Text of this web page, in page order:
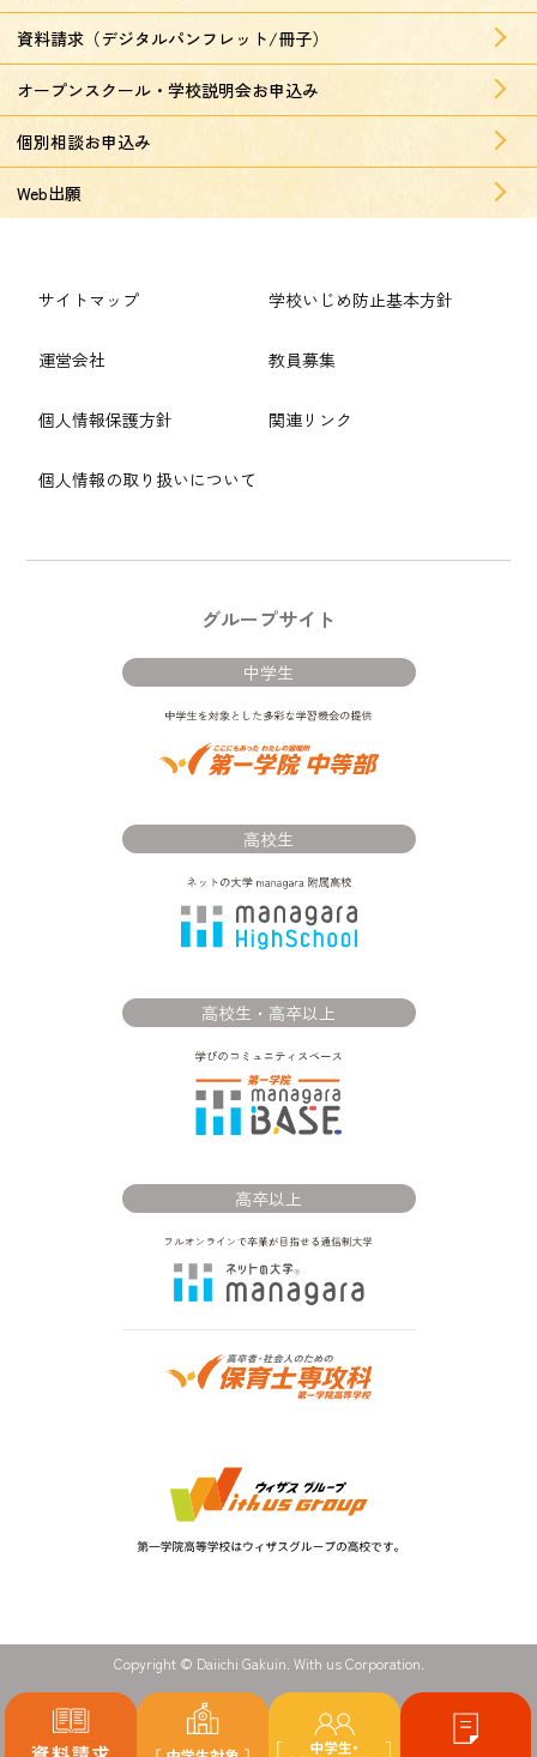
資料請求（デジタルパンフレット/冊子）
オープンスクール・学校説明会お申込み
個別相談お申込み
Web出願
サイトマップ
運営会社
個人情報保護方針
個人情報の取り扱いについて
学校いじめ防止基本方針
教員募集
関連リンク
グループサイト
中学生
高校生
高校生・高卒以上
高卒以上
Copyright © Daiichi Gakuin. With us Corporation.